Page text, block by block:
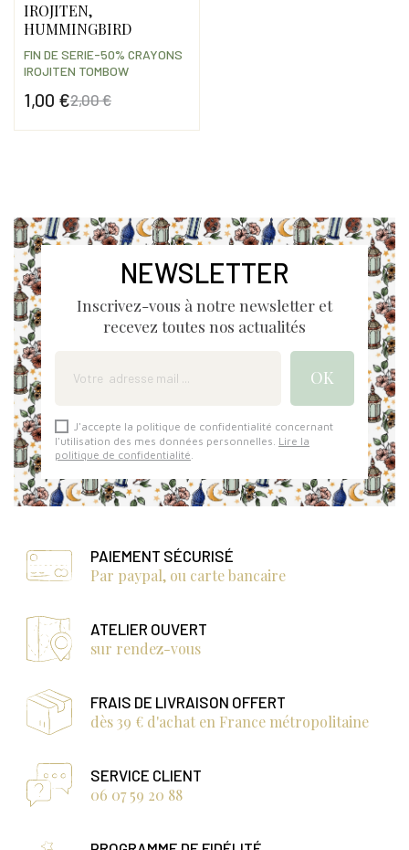
IROJITEN,
HUMMINGBIRD
1,00 €2,00 €
FIN DE SERIE-50% CRAYONS
IROJITEN TOMBOW
NEWSLETTER
Inscrivez-vous à notre newsletter et
recevez toutes nos actualités
J'accepte la politique de confidentialité concernant
l'utilisation des mes données personnelles. Lire la
politique de confidentialité.
PAIEMENT SÉCURISÉ
Par paypal, ou carte bancaire
ATELIER OUVERT
sur rendez-vous
FRAIS DE LIVRAISON OFFERT
dès 39 € d'achat en France métropolitaine
SERVICE CLIENT
06 07 59 20 88